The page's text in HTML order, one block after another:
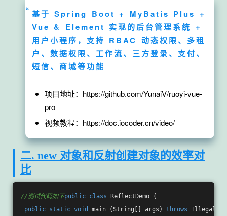
基于 Spring Boot + MyBatis Plus +
Vue & Element 实现的后台管理系统 +
用户小程序，支持 RBAC 动态权限、多租
户、数据权限、工作流、三方登录、支付、
短信、商城等功能
项目地址：https://github.com/YunaiV/ruoyi-vue-
pro
视频教程：https://doc.iocoder.cn/video/
二. new 对象和反射创建对象的效率对
比
//测试代码如下public class ReflectDemo {
public static void main (String[] args) throws